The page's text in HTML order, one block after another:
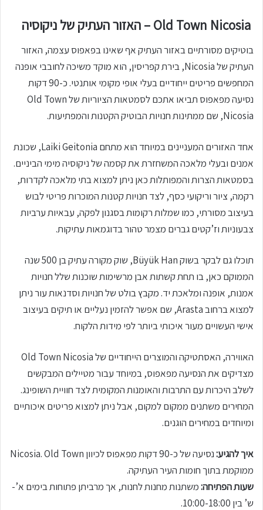
בוטיקים מסורתיים באזור העתיק אף שאינו בפאפוס עצמה, האזור
העתיק של Nicosia, בירת קפריסין, הוא מוקד משיכה לחובבי אופנה
המחפשים פריטים ייחודיים בעלי אופי מקומי אותנטי. כ-90 דקות
נסיעה מפאפוס תביאו אתכם לסמטאות הציוריות של Old Town
Nicosia, שם ממתינות חנויות הבוטיק הקטנות והמפתיעות.
אחד האזורים המעניינים במיוחד הוא מתחם Laiki Geitonia, שכונת
אמנים ובעלי מלאכה המשחזרת את קסמה של ניקוסיה מימי הביניים.
בסמטאות הצרות והמפותלות כאן ניתן למצוא בתי מלאכה לקדרות,
רקמה, ציור וריקועי כסף, לצד חנויות קטנות המוכרות פריטי לבוש
בעיצוב מסורתי, כמו שמלות רקומות בסגנון לפקה, עבאיות ערביות
צבעוניות וז’קטים גברים מצמר טהור בדוגמאות עתיקות.
תוכלו גם לבקר בשוק Büyük Han, שוק מקורה עתיק בן 500 שנה
הממוקם כאן, בו תחת קשתות אבן מרשימות שוכנות שלל חנויות
אמנות, אופנה ומלאכת יד. מקבץ בולט של חנויות וסדנאות עור ניתן
למצוא ברחוב Arasta, שם אפשר להזמין נעליים או תיקים בעיצוב
אישי העשויים מעור איכותי ביותר לפי מידות הלקוח.
האווירה, האסתטיקה והמוצרים הייחודיים של Old Town Nicosia
מצדיקים את הנסיעה מפאפוס, במיוחד עבור מטיילים המבקשים
לשלב היכרות עם התרבות והאומנות המקומית לצד חוויית השופינג.
המחירים משתנים ממקום למקום, אבל ניתן למצוא פריטים איכותיים
ומיוחדים במחירים הוגנים.
איך להגיע:
נסיעה של כ-90 דקות מפאפוס לכיוון Nicosia. Old Town
ממוקמת בתוך חומות העיר העתיקה.
שעות הפתיחה:משתנות מחנות לחנות, אך מרביתן פתוחות בימים א’-
ש’ בין 10:00-18:00.